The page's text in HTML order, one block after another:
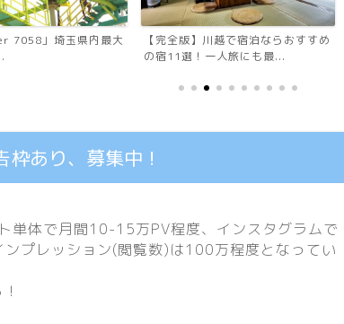
7058」埼玉県内最大
【完全版】川越で宿泊ならおすすめ
の宿11選！一人旅にも最...
枠あり、募集中！
単体で月間10-15万PV程度、 インスタグラムで
プレッション(閲覧数)は100万程度となってい